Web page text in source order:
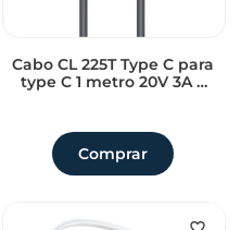
Cabo CL 225T Type C para
type C 1 metro 20V 3A e
Comprar